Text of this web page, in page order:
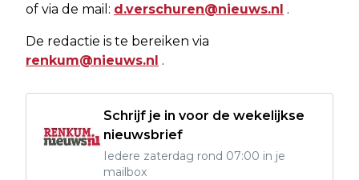
of via de mail: d.verschuren@nieuws.nl .
De redactie is te bereiken via
renkum@nieuws.nl .
Schrijf je in voor de wekelijkse
nieuwsbrief
Iedere zaterdag rond 07:00 in je
mailbox